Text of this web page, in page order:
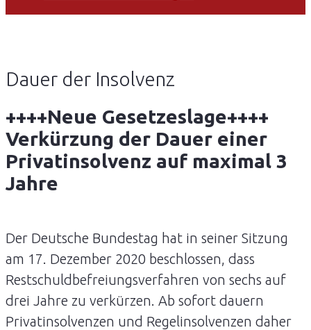
Dauer der Insolvenz
++++Neue Gesetzeslage++++
Verkürzung der Dauer einer
Privatinsolvenz auf maximal 3
Jahre
Der Deutsche Bundestag hat in seiner Sitzung
am 17. Dezember 2020 beschlossen, dass
Restschuldbefreiungsverfahren von sechs auf
drei Jahre zu verkürzen. Ab sofort dauern
Privatinsolvenzen und Regelinsolvenzen daher